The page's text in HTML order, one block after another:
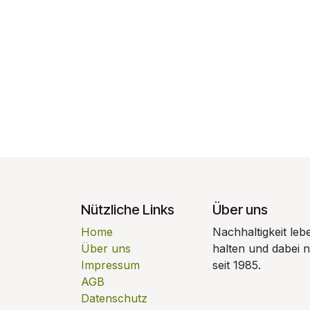
Nützliche Links
Home
Über uns
Impressum
AGB
Datenschutz
Über uns
Nachhaltigkeit
halten und dabei
seit 1985.